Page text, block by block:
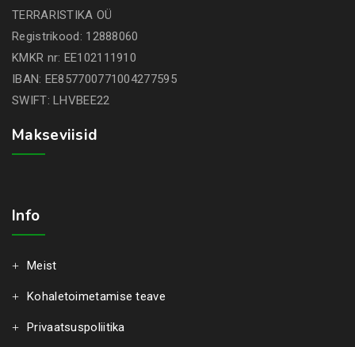
TERRARISTIKA OÜ
Registrikood: 12888060
KMKR nr: EE102111910
IBAN: EE857700771004277595
SWIFT: LHVBEE22
Makseviisid
Info
Meist
Kohaletoimetamise teave
Privaatsuspoliitika